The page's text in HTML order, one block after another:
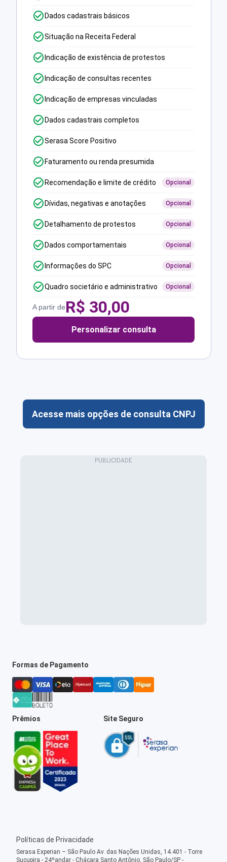
Dados cadastrais básicos
Situação na Receita Federal
Indicação de existência de protestos
Indicação de consultas recentes
Indicação de empresas vinculadas
Dados cadastrais completos
Serasa Score Positivo
Faturamento ou renda presumida
Recomendação e limite de crédito Opcional
Dívidas, negativas e anotações Opcional
Detalhamento de protestos Opcional
Dados comportamentais Opcional
Informações do SPC Opcional
Quadro societário e administrativo Opcional
A partir deR$ 30,00
Personalizar consulta
Acesse mais opções de consulta CNPJ
Formas de Pagamento
Prêmios Site Seguro
Políticas de Privacidade
Serasa Experian – São Paulo Av. das Nações Unidas, 14.401 - Torre
Sucupira - 24ºandar - Chácara Santo Antônio, São Paulo/SP -